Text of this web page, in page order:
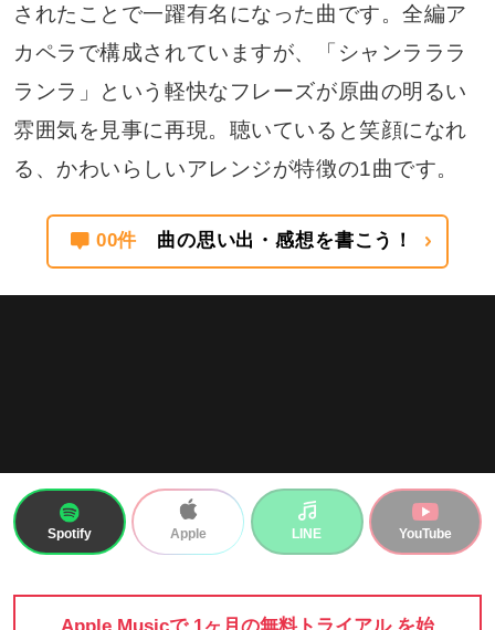
されたことで一躍有名になった曲です。全編ア
カペラで構成されていますが、「シャンラララ
ランラ」という軽快なフレーズが原曲の明るい
雰囲気を見事に再現。聴いていると笑顔になれ
る、かわいらしいアレンジが特徴の1曲です。
00件 曲の思い出・感想を書こう！
Spotify Apple LINE YouTube